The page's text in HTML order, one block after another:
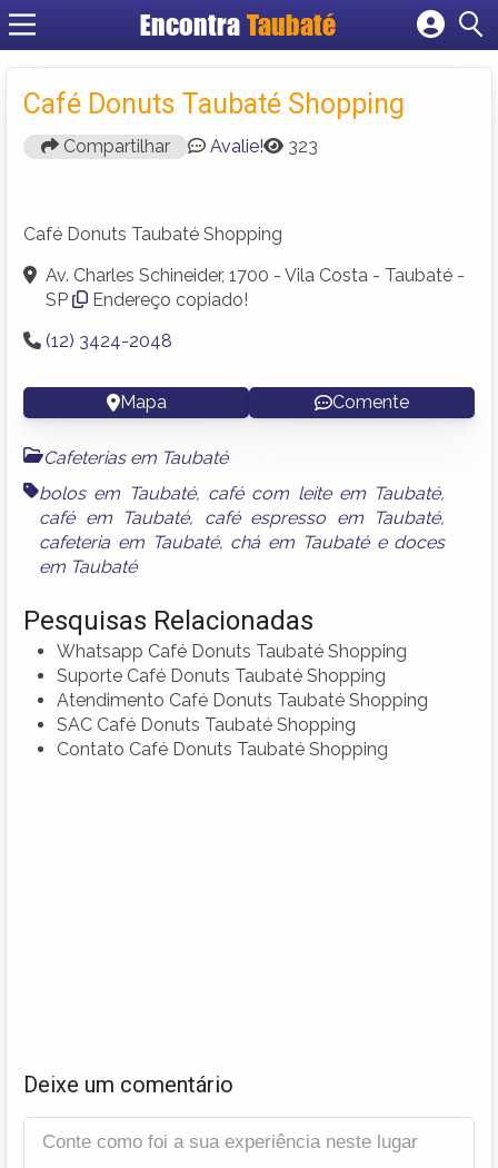
EncontraTaubaté
Cadastrar empresa
Criar conta
Café Donuts Taubaté Shopping
Compartilhar Avalie! 323
Café Donuts Taubaté Shopping
Av. Charles Schineider, 1700 - Vila Costa - Taubaté -
SP
Endereço copiado!
(12) 3424-2048
Mapa Comente
Cafeterias em Taubaté
bolos em Taubaté, café com leite em Taubaté,
café em Taubaté, café espresso em Taubaté,
cafeteria em Taubaté, chá em Taubatée doces
em Taubaté
Pesquisas Relacionadas
Whatsapp Café Donuts Taubaté Shopping
Suporte Café Donuts Taubaté Shopping
Atendimento Café Donuts Taubaté Shopping
SAC Café Donuts Taubaté Shopping
Contato Café Donuts Taubaté Shopping
Deixe um comentário